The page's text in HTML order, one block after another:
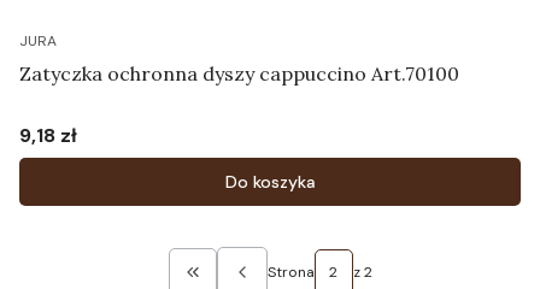
JURA
Zatyczka ochronna dyszy cappuccino Art.70100
Cena
9,18 zł
Do koszyka
Wróć do pierwszej strony z produktami
Strona z 2